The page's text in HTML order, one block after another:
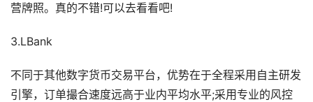
营牌照。真的不错!可以去看看吧!
3.LBank
不同于其他数字货币交易平台，优势在于全程采用自主研发
引擎，订单撮合速度远高于业内平均水平;采用专业的风控